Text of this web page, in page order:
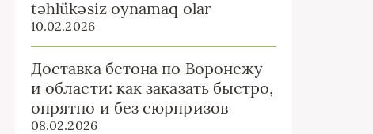
təhlükəsiz oynamaq olar
10.02.2026
Доставка бетона по Воронежу
и области: как заказать быстро,
опрятно и без сюрпризов
08.02.2026